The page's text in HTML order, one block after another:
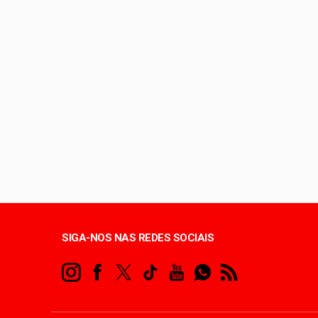
SIGA-NOS NAS REDES SOCIAIS